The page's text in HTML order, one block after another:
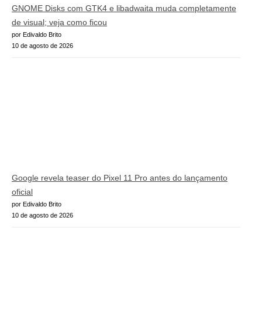
GNOME Disks com GTK4 e libadwaita muda completamente
de visual; veja como ficou
por Edivaldo Brito
10 de agosto de 2026
Google revela teaser do Pixel 11 Pro antes do lançamento
oficial
por Edivaldo Brito
10 de agosto de 2026